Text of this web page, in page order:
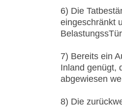
6) Die
eingeschränkt
7) Bereits ein
Inland genügt,
abgewiesen
8) Die